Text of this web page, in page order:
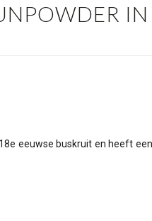
eeuwse buskruit en heeft